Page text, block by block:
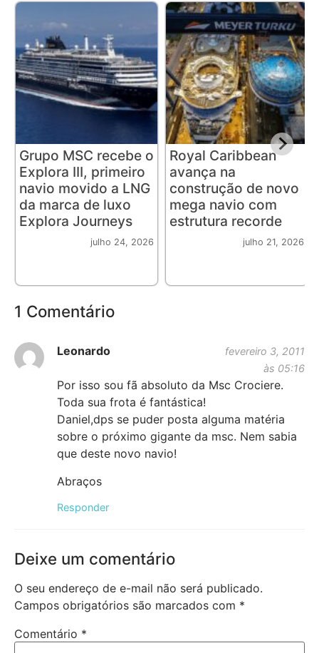
Grupo MSC recebe o
Explora III, primeiro
navio movido a LNG
da marca de luxo
Explora Journeys
julho 24, 2026
Royal Caribbean
avança na
construção de novo
mega navio com
estrutura recorde
julho 21, 2026
1 Comentário
Leonardo
fevereiro 3, 2011
às 05:16
Por isso sou fã absoluto da Msc Crociere.
Toda sua frota é fantástica!
Daniel,dps se puder posta alguma matéria
sobre o próximo gigante da msc. Nem sabia
que deste novo navio!
Abraços
Responder
Deixe um comentário
O seu endereço de e-mail não será publicado.
Campos obrigatórios são marcados com *
Comentário *